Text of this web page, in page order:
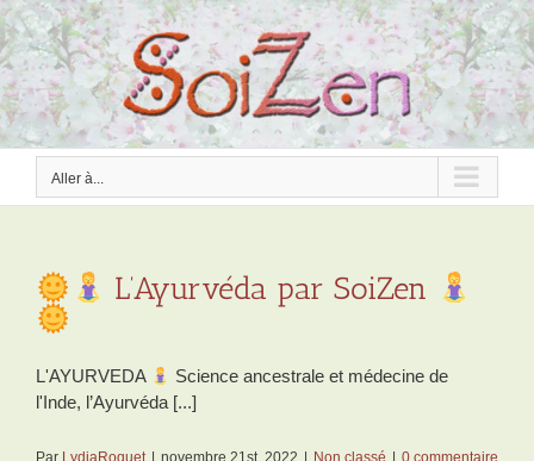
Passer
au
contenu
Aller à...
L’Ayurvéda par SoiZen
L'AYURVEDA
Science ancestrale et médecine de
l'Inde, l’Ayurvéda [...]